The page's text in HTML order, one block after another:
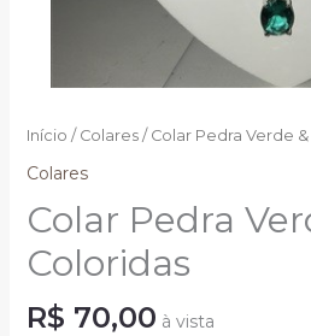
Início / Colares/ Colar Pedra Verde
Colares
Colar Pedra
Coloridas
R$ 70,00 à vista